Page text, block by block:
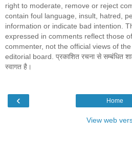
right to moderate, remove or reject
contain foul language, insult, hatred,
information or indicate bad intention.
expressed in comments reflect those
commenter, not the official views of the
editorial board. प्रकाशित रचना से सम्बंधित
स्वागत है।
‹ Home
View web